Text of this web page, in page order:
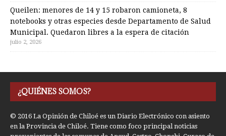
Queilen: menores de 14 y 15 robaron camioneta, 8
notebooks y otras especies desde Departamento de Salud
Municipal. Quedaron libres a la espera de citación
julio 2, 2026
¿QUIÉNES SOMOS?
© 2016 La Opinión de Chiloé es un Diario Electrónico con asiento
en la Provincia de Chiloé. Tiene como foco principal noticias